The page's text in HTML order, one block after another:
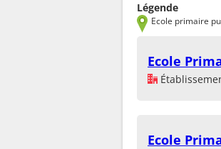
Légende
Ecole primaire
Ecole
Ecole